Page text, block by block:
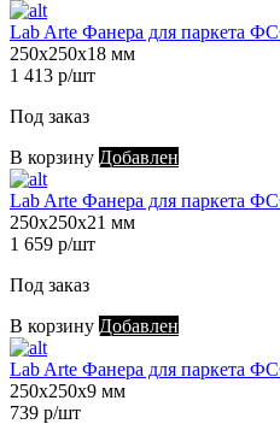
Lab Arte Фанера для паркета
250х250х18 мм
1 413 р/шт
Под заказ
В корзину Добавлен
Lab Arte Фанера для паркета
250х250х21 мм
1 659 р/шт
Под заказ
В корзину Добавлен
Lab Arte Фанера для паркета
250х250х9 мм
739 р/шт